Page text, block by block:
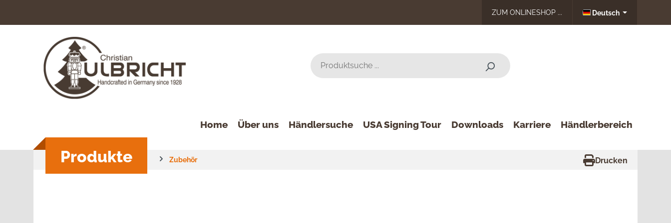
ZUM ONLINESHOP ... Deutsch
Home
Produkte
Über uns Händlersuche USA Signing Tour Downloads Karriere Händlerbereich
Zubehör Drucken